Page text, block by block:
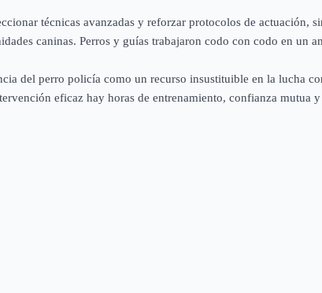
técnicas avanzadas y reforzar protocolos de actuación,
caninas. Perros y guías trabajaron codo con codo en un
del perro policía como un recurso insustituible en la lucha
eficaz hay horas de entrenamiento, confianza mutua